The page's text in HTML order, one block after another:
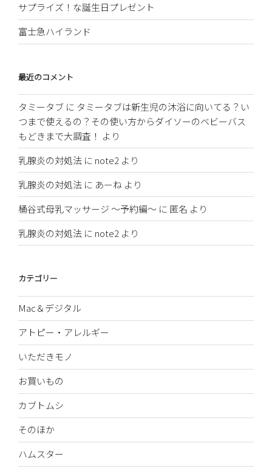
サプライズ！な誕生日プレゼント
富士急ハイランド
最近のコメント
タミータブ に タミータブは新生児の沐浴に向いてる？い
つまで使えるの？その使い方からダイソーのベビーバス
もどきまで大調査！ より
乳腺炎の対処法 に note2 より
乳腺炎の対処法 に あーね より
桶谷式母乳マッサージ 〜予約編〜 に 匿名 より
乳腺炎の対処法 に note2 より
カテゴリー
Mac＆デジタル
アトピー・アレルギー
いただきモノ
お買いもの
カブトムシ
そのほか
ハムスター